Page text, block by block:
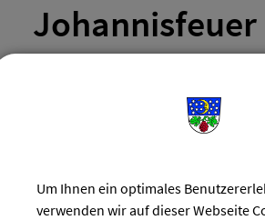
Johannisfeuer
Um Ihnen ein optimales
verwenden wir auf dieser Webseite